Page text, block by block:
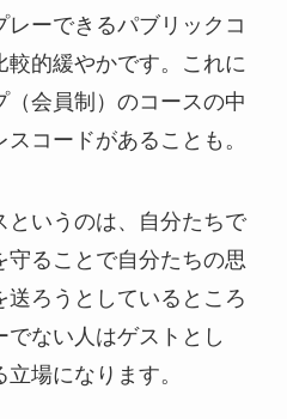
ーできるパブリックコ
較的緩やかです。これに
会員制）のコースの中
コードがあることも。
いうのは、自分たちで
守ることで自分たちの思
送ろうとしているところ
ない人はゲストとし
場になります。